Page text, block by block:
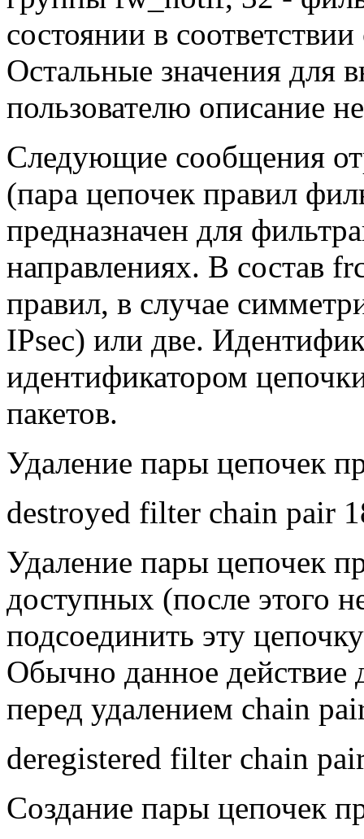
состоянии в
Остальные значения для
пользователю описание
Следующие сообщения
(пара цепочек правил
предназначен для
направлениях. В состав
правил, в случае
IPsec) или две.
идентификатором
пакетов.
Удаление пары цепочек
destroyed filter chain pair
Удаление пары цепочек
доступных (после этого
подсоединить эту
Обычно данное действие
перед удалением chain
deregistered filter chain
Создание пары цепочек